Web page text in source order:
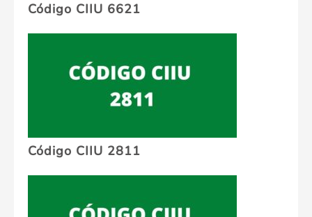
Código CIIU 6621
Código CIIU 2811